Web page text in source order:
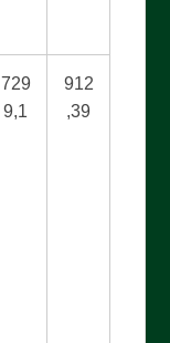
729
9,1
912
,39